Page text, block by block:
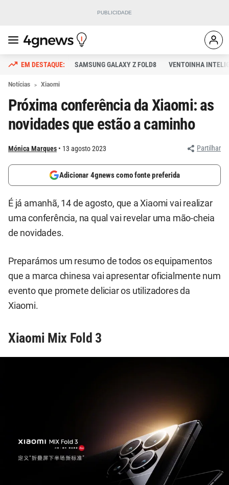
SAMSUNG GALAXY Z FOLD8 VENTOINHA
Notícias Xiaomi
Próxima conferência da Xiaomi: as
novidades que estão a caminho
Mónica Marques 13 agosto 2023 Partilhar
Adicionar 4gnews como fonte preferida
É já amanhã, 14 de agosto, que a Xiaomi vai realizar
uma conferência, na qual vai revelar uma mão-cheia
de novidades.
Preparámos um resumo de todos os equipamentos
que a marca chinesa vai apresentar oficialmente num
evento que promete deliciar os utilizadores da
Xiaomi.
Xiaomi Mix Fold 3